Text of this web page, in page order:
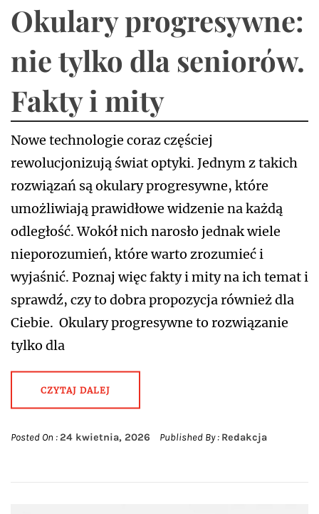
Okulary progresywne:
nie tylko dla seniorów.
Fakty i mity
Nowe technologie coraz częściej
rewolucjonizują świat optyki. Jednym z takich
rozwiązań są okulary progresywne, które
umożliwiają prawidłowe widzenie na każdą
odległość. Wokół nich narosło jednak wiele
nieporozumień, które warto zrozumieć i
wyjaśnić. Poznaj więc fakty i mity na ich temat i
sprawdź, czy to dobra propozycja również dla
Ciebie. Okulary progresywne to rozwiązanie
tylko dla
CZYTAJ DALEJ
Posted On :24 kwietnia, 2026 Published By : Redakcja